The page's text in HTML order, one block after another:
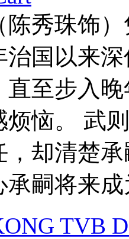
陈秀珠饰
治国以来
直至步入
烦恼。 武
，却清楚
承嗣将来
TVB